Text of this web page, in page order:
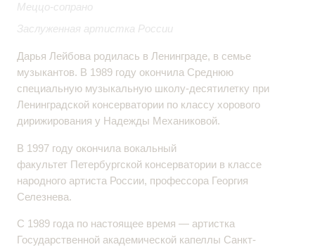
Меццо-сопрано
Заслуженная артистка России
Дарья Лейбова родилась в Ленинграде, в семье
музыкантов. В 1989 году окончила Среднюю
специальную музыкальную школу-десятилетку при
Ленинградской консерватории по классу хорового
дирижирования у Надежды Механиковой.
В 1997 году окончила вокальный
факультет Петербургской консерватории в классе
народного артиста России, профессора Георгия
Селезнева.
С 1989 года по настоящее время — артистка
Государственной академической капеллы Санкт-